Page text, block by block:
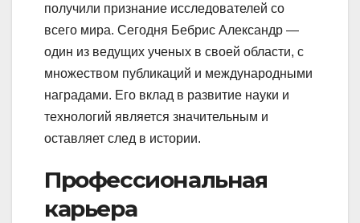
получили признание исследователей со
всего мира. Сегодня Бебрис Александр —
один из ведущих ученых в своей области, с
множеством публикаций и международными
наградами. Его вклад в развитие науки и
технологий является значительным и
оставляет след в истории.
Профессиональная
карьера